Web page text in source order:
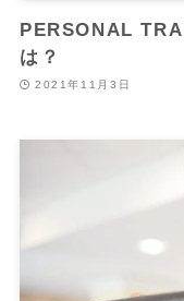
PERSONAL
は？
2021年11月3日